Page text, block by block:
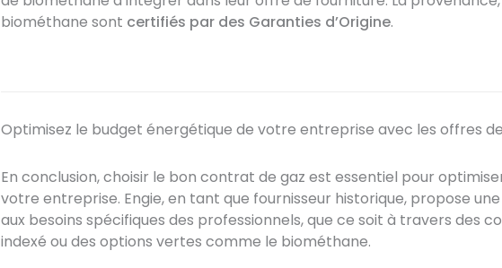
biométhane sont certifiés par des Garanties d’Origine.
Optimisez le budget énergétique de votre entreprise avec les offres
En conclusion, choisir le bon contrat de gaz est essentiel pour
votre entreprise. Engie, en tant que fournisseur historique, propose
aux besoins spécifiques des professionnels, que ce soit à travers des
indexé ou des options vertes comme le biométhane.